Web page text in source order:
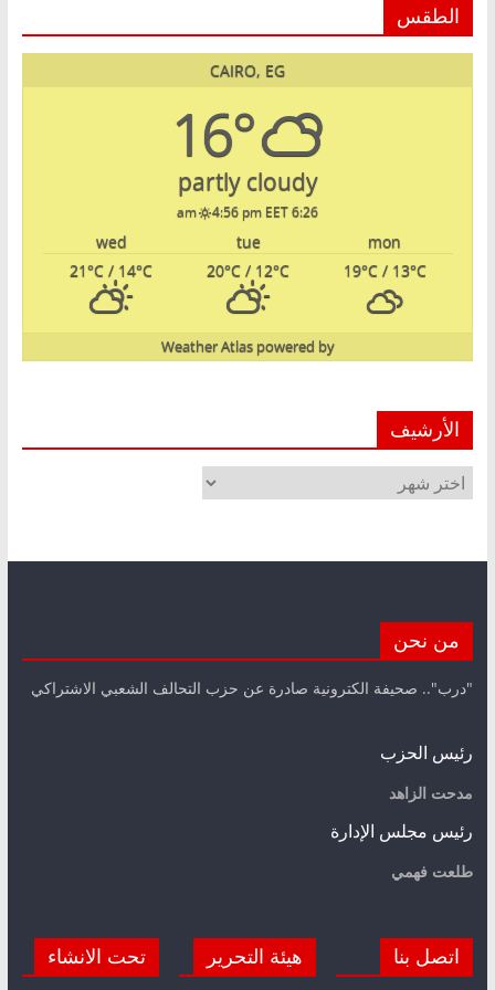
الطقس
CAIRO, EG
16°
partly cloudy
6:26 am
4:56 pm EET
mon
tue
wed
19°C/ 13°C
20°C / 12°C
21°C / 14°C
powered by
Weather Atlas
الأرشيف
الأرشيف
من نحن
"درب".. صحيفة الكترونية صادرة عن حزب التحالف الشعبي الاشتراكي
رئيس الحزب
مدحت الزاهد
رئيس مجلس الإدارة
طلعت فهمي
اتصل بنا هيئة التحرير تحت الانشاء